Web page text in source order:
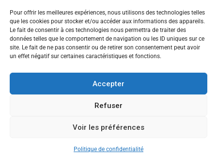
Pour offrir les meilleures expériences, nous utilisons des technologies telles
que les cookies pour stocker et/ou accéder aux informations des appareils.
Le fait de consentir à ces technologies nous permettra de traiter des
données telles que le comportement de navigation ou les ID uniques sur ce
site. Le fait de ne pas consentir ou de retirer son consentement peut avoir
un effet négatif sur certaines caractéristiques et fonctions.
Accepter
Refuser
Voir les préférences
Politique de confidentialité
Copyright © 2013-2026 Ecole de Commerce de Lyon
CANDIDATEZ MAINTENANT